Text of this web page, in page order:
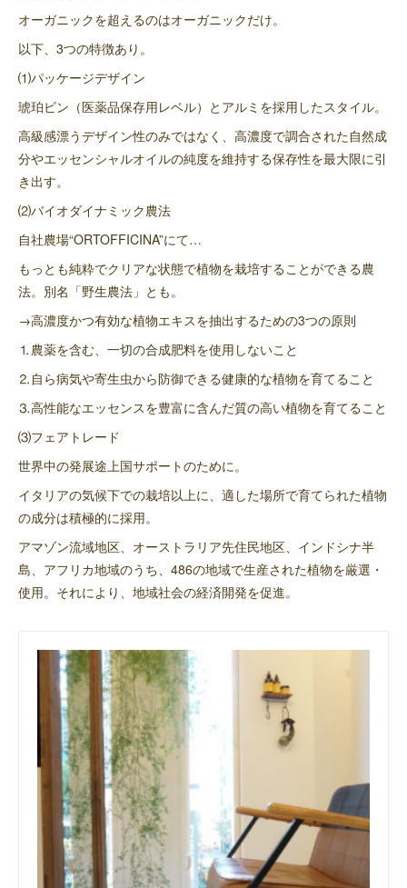
オーガニックを超えるのはオーガニックだけ。
以下、3つの特徴あり。
⑴パッケージデザイン
琥珀ビン（医薬品保存用レベル）とアルミを採用したスタイル。
高級感漂うデザイン性のみではなく、高濃度で調合された自然成
分やエッセンシャルオイルの純度を維持する保存性を最大限に引
き出す。
⑵バイオダイナミック農法
自社農場“ORTOFFICINA”にて…
もっとも純粋でクリアな状態で植物を栽培することができる農
法。別名「野生農法」とも。
→高濃度かつ有効な植物エキスを抽出するための3つの原則
⒈農薬を含む、一切の合成肥料を使用しないこと
⒉自ら病気や寄生虫から防御できる健康的な植物を育てること
⒊高性能なエッセンスを豊富に含んだ質の高い植物を育てること
⑶フェアトレード
世界中の発展途上国サポートのために。
イタリアの気候下での栽培以上に、適した場所で育てられた植物
の成分は積極的に採用。
アマゾン流域地区、オーストラリア先住民地区、インドシナ半
島、アフリカ地域のうち、486の地域で生産された植物を厳選・
使用。それにより、地域社会の経済開発を促進。